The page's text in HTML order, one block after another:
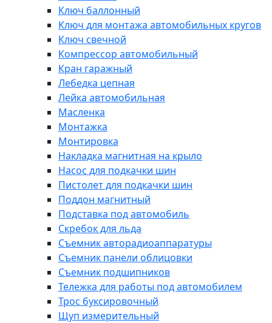
Ключ баллонный
Ключ для монтажа автомобильных кругов
Ключ свечной
Компрессор автомобильный
Кран гаражный
Лебедка цепная
Лейка автомобильная
Масленка
Монтажка
Монтировка
Накладка магнитная на крыло
Насос для подкачки шин
Пистолет для подкачки шин
Поддон магнитный
Подставка под автомобиль
Скребок для льда
Съемник авторадиоаппаратуры
Съемник панели облицовки
Съемник подшипников
Тележка для работы под автомобилем
Трос буксировочный
Щуп измерительный